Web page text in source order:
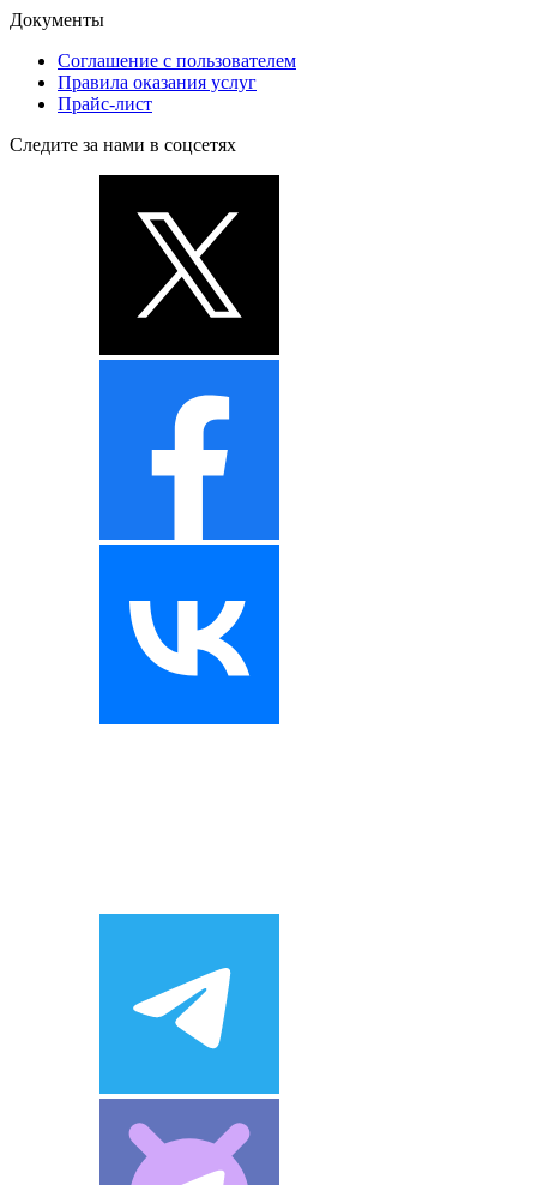
Документы
Соглашение с пользователем
Правила оказания услуг
Прайс-лист
Следите за нами в соцсетях